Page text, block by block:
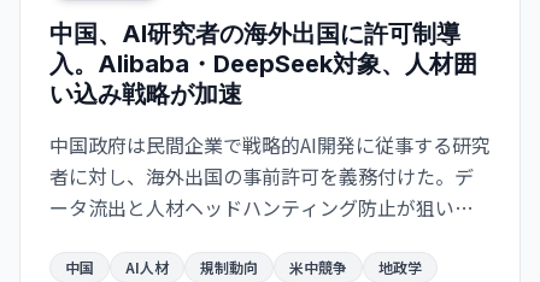
中国、AI研究者の海外出国に許可制導
入。Alibaba・DeepSeek対象、人材囲
い込み戦略が加速
中国政府は民間企業で戦略的AI開発に従事する研究
者に対し、海外出国の事前許可を義務付けた。デ
ータ流出と人材ヘッドハンティング防止が狙い
中国 AI人材 規制動向 米中競争 地政学